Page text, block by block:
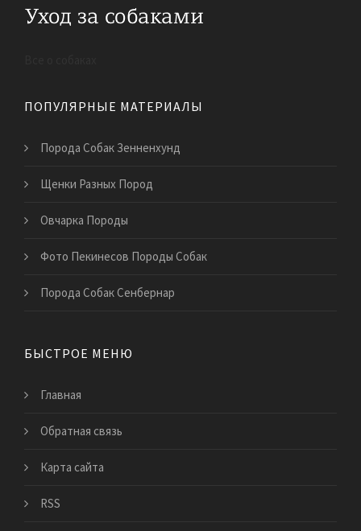
ПОПУЛЯРНЫЕ МАТЕРИАЛЫ
Порода Собак Зенненхунд
Щенки Разных Пород
Овчарка Породы
Фото Пекинесов Породы Собак
Порода Собак Сенбернар
БЫСТРОЕ МЕНЮ
Главная
Обратная связь
Карта сайта
RSS